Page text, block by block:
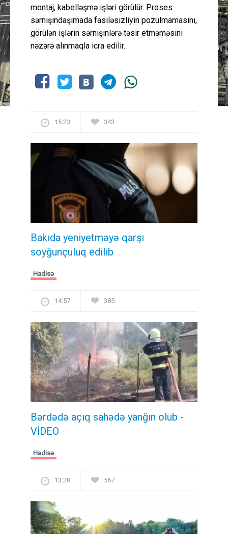
montaj, kabelləşmə işləri görülür. Proses
sərnişindaşımada fasiləsizliyin pozulmamasını,
görülən işlərin sərnişinlərə təsir etməməsini
nəzərə alınmaqla icra edilir.
15:23 343
Bakıda yeniyetməyə qarşı
soyğunçuluq edilib
Hadisə
14:57 385
Bərdədə açıq sahədə yanğın olub -
VİDEO
Hadisə
13:28 567